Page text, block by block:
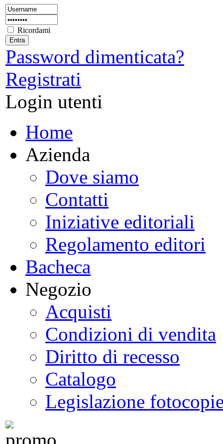
Ricordami
Password dimenticata?
Registrati
Login utenti
Home
Azienda
Dove siamo
Contatti
Iniziative editoriali
Regolamento editori
Bacheca
Negozio
Acquisti
Condizioni di vendita
Diritto di recesso
Catalogo
Legislazione